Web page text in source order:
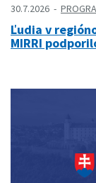
30.7.2026
Ľudia v
MIRRI